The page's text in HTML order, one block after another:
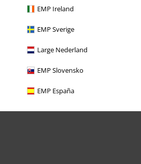
EMP Ireland
EMP Sverige
Large Nederland
EMP Slovensko
EMP España